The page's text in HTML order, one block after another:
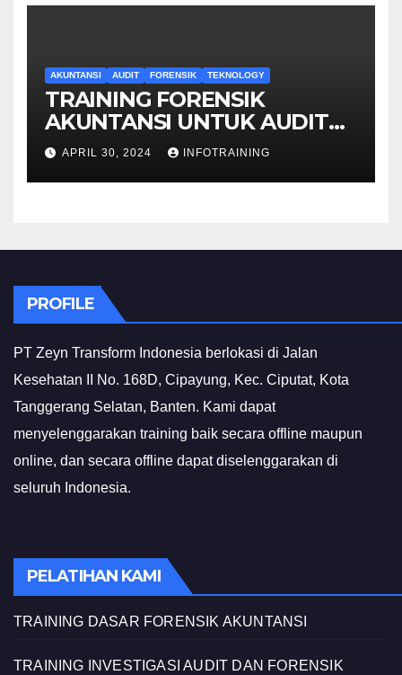
AKUNTANSI AUDIT FORENSIK TEKNOLOGY
TRAINING FORENSIK
AKUNTANSI UNTUK AUDIT
INVESTIGATIF
APRIL 30, 2024 INFOTRAINING
PROFILE
PT Zeyn Transform Indonesia berlokasi di Jalan
Kesehatan II No. 168D, Cipayung, Kec. Ciputat, Kota
Tanggerang Selatan, Banten. Kami dapat
menyelenggarakan training baik secara offline maupun
online, dan secara offline dapat diselenggarakan di
seluruh Indonesia.
PELATIHAN KAMI
TRAINING DASAR FORENSIK AKUNTANSI
TRAINING INVESTIGASI AUDIT DAN FORENSIK